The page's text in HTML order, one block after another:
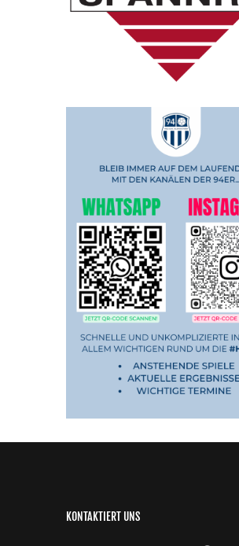
KONTAKTIERT UNS